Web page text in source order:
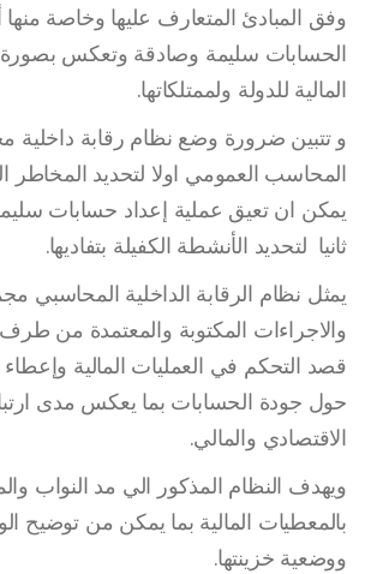
وفق المبادئ المتعارف عليها وخاصة
الحسابات سليمة وصادقة وتعكس بصورة
المالية للدولة ولممتلكاتها.
و تتبين ضرورة وضع نظام رقابة
المحاسب العمومي اولا لتحديد المخاطر
يمكن ان تعيق عملية إعداد حسابات
ثانيا لتحديد الأنشطة الكفيلة بتفاديها.
يمثل نظام الرقابة الداخلية المحاسبي
والاجراءات المكتوبة والمعتمدة من
قصد التحكم في العمليات المالية
حول جودة الحسابات بما يعكس مدى
الاقتصادي والمالي.
ويهدف النظام المذكور الي مد النواب
بالمعطيات المالية بما يمكن من توضيح
ووضعية خزينتها.